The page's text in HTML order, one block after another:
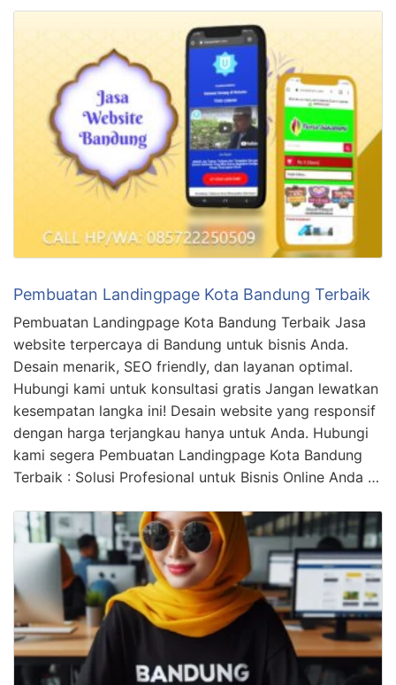
Pembuatan Landingpage Kota Bandung Terbaik
Pembuatan Landingpage Kota Bandung Terbaik Jasa
website terpercaya di Bandung untuk bisnis Anda.
Desain menarik, SEO friendly, dan layanan optimal.
Hubungi kami untuk konsultasi gratis Jangan lewatkan
kesempatan langka ini! Desain website yang responsif
dengan harga terjangkau hanya untuk Anda. Hubungi
kami segera Pembuatan Landingpage Kota Bandung
Terbaik : Solusi Profesional untuk Bisnis Online Anda …